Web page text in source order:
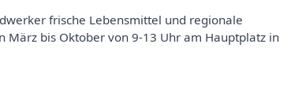
frische Lebensmittel und regionale
März bis Oktober von 9-13 Uhr am Hauptplatz in